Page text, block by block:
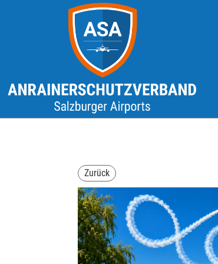
Zurück